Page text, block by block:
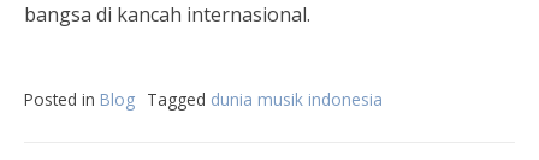
bangsa di kancah internasional.
Posted in Blog Tagged dunia musik indonesia